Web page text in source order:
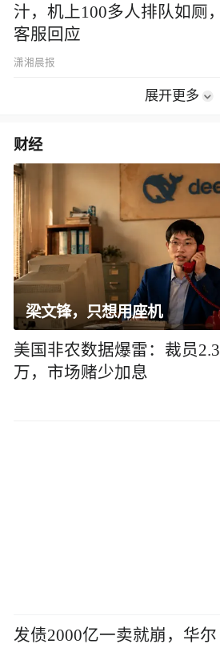
汁，机上100多人排队如厕，
客服回应
潇湘晨报
展开更多
财经
梁文锋，只想用座机
美国非农数据爆雷：裁员2.3
万，市场赌少加息
发债2000亿一卖就崩，华尔